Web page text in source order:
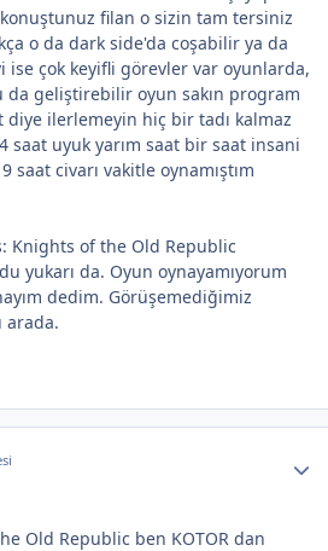
filan o sizin tam tersiniz
o da dark side'da coşabilir ya da
çok keyifli görevler var oyunlarda,
da geliştirebilir oyun sakın program
ilerlemeyin hiç bir tadı kalmaz
saat uyuk yarım saat bir saat insani
saat civarı vakitle oynamıştım
Knights of the Old Republic
yukarı da. Oyun oynayamıyorum
dedim. Görüşemediğimiz
arada.
Old Republic ben KOTOR dan